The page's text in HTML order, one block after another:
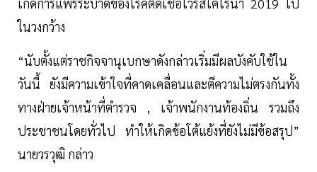
ในวงกว้าง
“นับตั้งแต่ราชกิจจานุเบกษาดังกล่าวเริ่มมีผลบังคับใช้ใน
วันนี้ ยังมีความเข้าใจที่คาดเคลื่อนและตีความไม่ตรงกันทั้ง
ทางฝ่ายเจ้าหน้าที่ตำรวจ , เจ้าพนักงานท้องถิ่น รวมถึง
ประชาชนโดยทั่วไป ทำให้เกิดข้อโต้แย้งที่ยังไม่มีข้อสรุป”
นายวรวุฒิ กล่าว